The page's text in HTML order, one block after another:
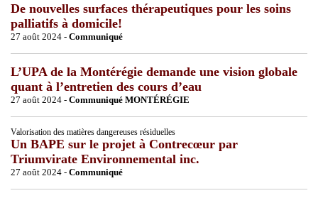
De nouvelles surfaces thérapeutiques pour les soins
palliatifs à domicile!
27 août 2024 - Communiqué
L’UPA de la Montérégie demande une vision globale
quant à l’entretien des cours d’eau
27 août 2024 - Communiqué MONTÉRÉGIE
Valorisation des matières dangereuses résiduelles
Un BAPE sur le projet à Contrecœur par
Triumvirate Environnemental inc.
27 août 2024 - Communiqué